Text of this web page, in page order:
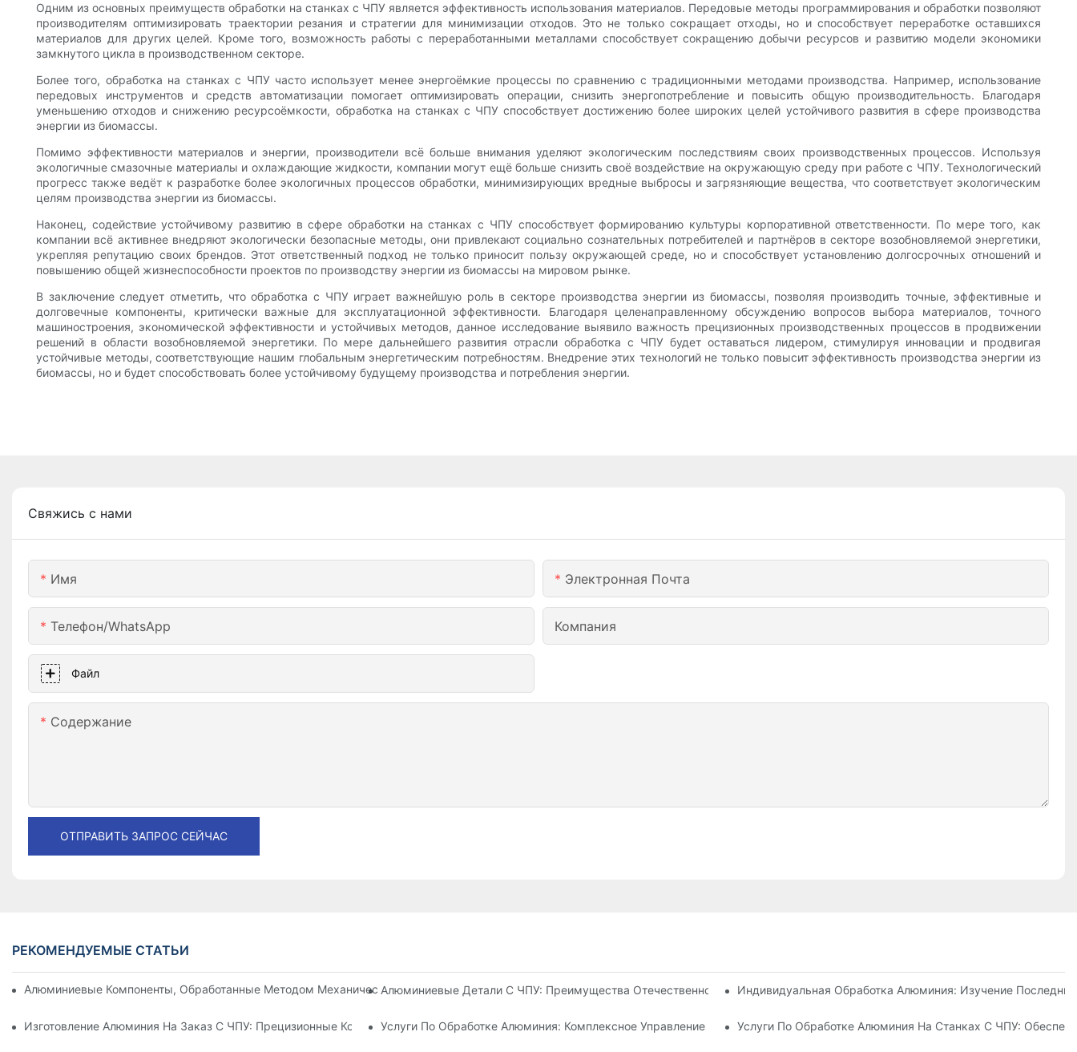
Одним из основных преимуществ обработки на станках с ЧПУ является эффективность использования материалов. Передовые методы программирования и обработки позволяют
производителям оптимизировать траектории резания и стратегии для минимизации отходов. Это не только сокращает отходы, но и способствует переработке оставшихся
материалов для других целей. Кроме того, возможность работы с переработанными металлами способствует сокращению добычи ресурсов и развитию модели экономики
замкнутого цикла в производственном секторе.
Более того, обработка на станках с ЧПУ часто использует менее энергоёмкие процессы по сравнению с традиционными методами производства. Например, использование
передовых инструментов и средств автоматизации помогает оптимизировать операции, снизить энергопотребление и повысить общую производительность. Благодаря
уменьшению отходов и снижению ресурсоёмкости, обработка на станках с ЧПУ способствует достижению более широких целей устойчивого развития в сфере производства
энергии из биомассы.
Помимо эффективности материалов и энергии, производители всё больше внимания уделяют экологическим последствиям своих производственных процессов. Используя
экологичные смазочные материалы и охлаждающие жидкости, компании могут ещё больше снизить своё воздействие на окружающую среду при работе с ЧПУ. Технологический
прогресс также ведёт к разработке более экологичных процессов обработки, минимизирующих вредные выбросы и загрязняющие вещества, что соответствует экологическим
целям производства энергии из биомассы.
Наконец, содействие устойчивому развитию в сфере обработки на станках с ЧПУ способствует формированию культуры корпоративной ответственности. По мере того, как
компании всё активнее внедряют экологически безопасные методы, они привлекают социально сознательных потребителей и партнёров в секторе возобновляемой энергетики,
укрепляя репутацию своих брендов. Этот ответственный подход не только приносит пользу окружающей среде, но и способствует установлению долгосрочных отношений и
повышению общей жизнеспособности проектов по производству энергии из биомассы на мировом рынке.
В заключение следует отметить, что обработка с ЧПУ играет важнейшую роль в секторе производства энергии из биомассы, позволяя производить точные, эффективные и
долговечные компоненты, критически важные для эксплуатационной эффективности. Благодаря целенаправленному обсуждению вопросов выбора материалов, точного
машиностроения, экономической эффективности и устойчивых методов, данное исследование выявило важность прецизионных производственных процессов в продвижении
решений в области возобновляемой энергетики. По мере дальнейшего развития отрасли обработка с ЧПУ будет оставаться лидером, стимулируя инновации и продвигая
устойчивые методы, соответствующие нашим глобальным энергетическим потребностям. Внедрение этих технологий не только повысит эффективность производства энергии из
биомассы, но и будет способствовать более устойчивому будущему производства и потребления энергии.
Свяжись с нами
Имя Электронная Почта
Телефон/WhatsApp Компания
Файл
Содержание
ОТПРАВИТЬ ЗАПРОС СЕЙЧАС
РЕКОМЕНДУЕМЫЕ СТАТЬИ
Алюминиевые Компоненты, Обработанные Методом Механической Обработки: Индивидуальная Адаптация Для Нишевых Рынков
Алюминиевые Детали С ЧПУ: Преимущества Отечественного ПроизводстваИндивидуальная Обработка Алюминия: Изучение
Изготовление Алюминия На Заказ С ЧПУ: Прецизионные Компоненты Для Промышленной Автоматизации
Услуги По Обработке Алюминия: Комплексное Управление ПроектамиУслуги По Обработке Алюминия На Станках С ЧПУ: